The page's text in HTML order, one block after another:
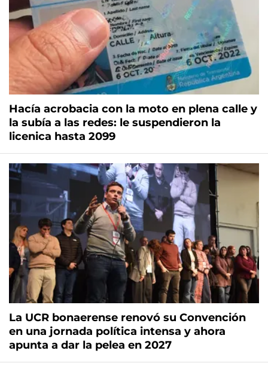
Hacía acrobacia con la moto en plena calle y
la subía a las redes: le suspendieron la
licenica hasta 2099
La UCR bonaerense renovó su Convención
en una jornada política intensa y ahora
apunta a dar la pelea en 2027